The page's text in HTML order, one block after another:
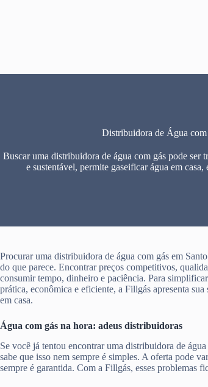
Distribuidora de Água
Buscar uma distribuidora de água com gás pode ser
e sustentável, permite gaseificar água em
Procurar uma distribuidora de água com gás em
do que parece. Encontrar preços competitivos,
consumir tempo, dinheiro e paciência. Para
prática, econômica e eficiente, a Fillgás apresenta
em casa.
Água com gás na hora: adeus distribuidoras
Se você já tentou encontrar uma distribuidora de
sabe que isso nem sempre é simples. A oferta pode
sempre é garantida. Com a Fillgás, esses problemas